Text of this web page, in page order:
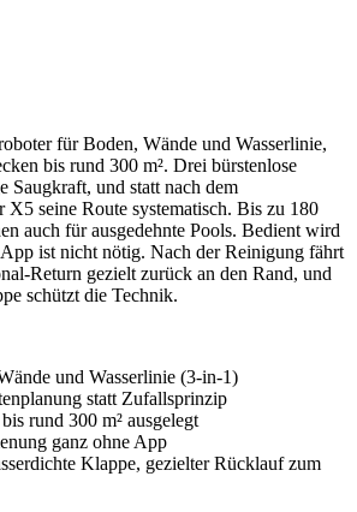
für Boden, Wände und Wasserlinie,
bis rund 300 m². Drei bürstenlose
Saugkraft, und statt nach dem
seine Route systematisch. Bis zu 180
auch für ausgedehnte Pools. Bedient wird
ist nicht nötig. Nach der Reinigung fährt
Return gezielt zurück an den Rand, und
schützt die Technik.
und Wasserlinie (3-in-1)
statt Zufallsprinzip
rund 300 m² ausgelegt
ganz ohne App
Klappe, gezielter Rücklauf zum